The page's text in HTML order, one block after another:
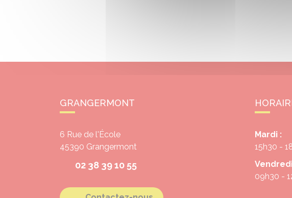
GRANGERMONT
6 Rue de l'École
45390 Grangermont
02 38 39 10 55
Mardi :
15h30 -
09h30 -